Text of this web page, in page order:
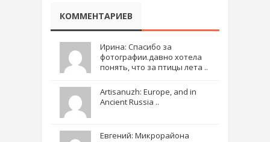
КОММЕНТАРИЕВ
Ирина: Спасибо за
фотографии.давно хотела
понять, что за птицы лета ..
Artisanuzh: Europe, and in
Ancient Russia ..
Евгений: Микрорайона